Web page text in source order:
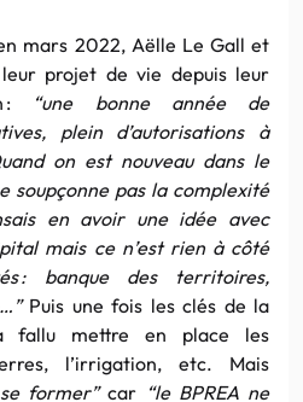
mars 2022, Aëlle Le Gall et
projet de vie depuis leur
: “une bonne année de
plein d’autorisations à
on est nouveau dans le
soupçonne pas la complexité
en avoir une idée avec
mais ce n’est rien à côté
: banque des territoires,
Puis une fois les clés de la
mettre en place les
l’irrigation, etc. Mais
former”car “le BPREA ne